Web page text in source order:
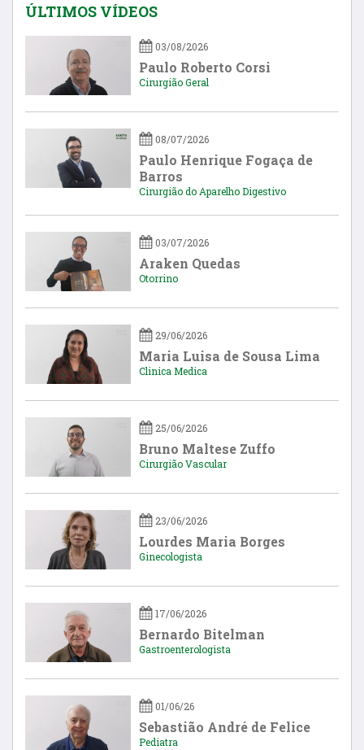
ÚLTIMOS VÍDEOS
03/08/2026
Paulo Roberto Corsi
Cirurgião Geral
08/07/2026
Paulo Henrique Fogaça de
Barros
Cirurgião do Aparelho Digestivo
03/07/2026
Araken Quedas
Otorrino
29/06/2026
Maria Luisa de Sousa Lima
Clinica Medica
25/06/2026
Bruno Maltese Zuffo
Cirurgião Vascular
23/06/2026
Lourdes Maria Borges
Ginecologista
17/06/2026
Bernardo Bitelman
Gastroenterologista
01/06/26
Sebastião André de Felice
Pediatra